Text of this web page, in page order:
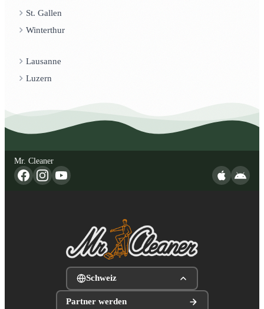
St. Gallen
Winterthur
Lausanne
Luzern
Mr. Cleaner
Schweiz
Partner werden